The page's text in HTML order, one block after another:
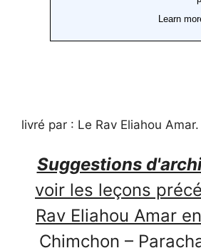
livré par : Le Rav Eliahou Amar.
Suggestions
voir les leçons
Rav Eliahou Amar
Chimchon –